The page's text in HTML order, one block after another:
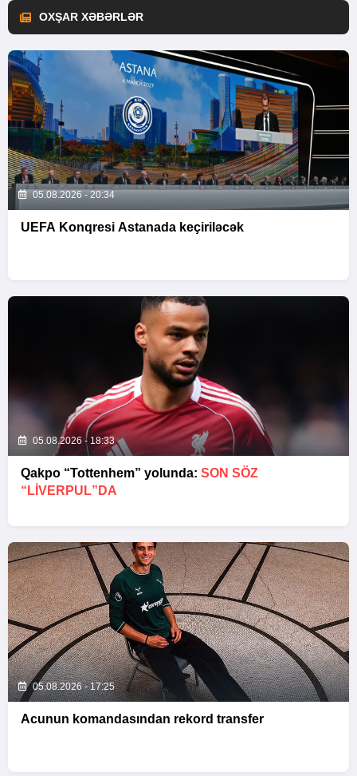
OXŞAR XƏBƏRLƏR
05.08.2026 - 20:34
UEFA Konqresi Astanada keçiriləcək
05.08.2026 - 18:33
Qakpo “Tottenhem” yolunda: SON SÖZ
“LIVERPUL”DA
05.08.2026 - 17:25
Acunun komandasından rekord transfer